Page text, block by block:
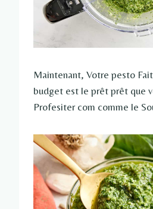
Maintenant, Votre pesto
budget est le prêt prêt que
Profesiter com comme le